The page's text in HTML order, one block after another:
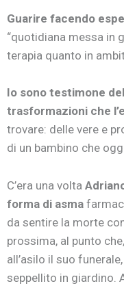
Guarire facendo
“quotidiana messa in
terapia quanto in
Io sono testimone
trasformazioni che
trovare: delle vere e
di un bambino che
C’era una volta
forma di asma
da sentire la morte
prossima, al punto
all’asilo il suo
seppellito in giardino.